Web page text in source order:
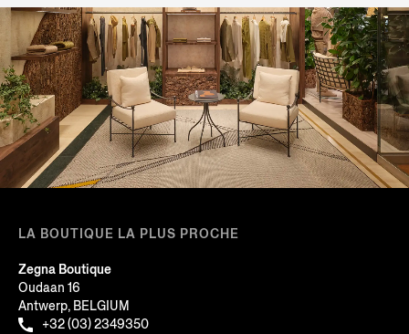
LA BOUTIQUE LA PLUS PROCHE
Zegna Boutique
Oudaan 16
Antwerp, BELGIUM
+32 (03) 2349350